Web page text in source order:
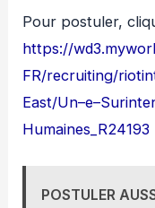
Pour postuler,
https://
FR/recruiting/
East/
Humaines_R24193
POSTULER